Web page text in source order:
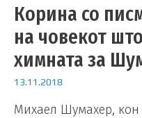
Корина со
на човекот
химната за
13.11.2018
Михаел Шумахер, кон